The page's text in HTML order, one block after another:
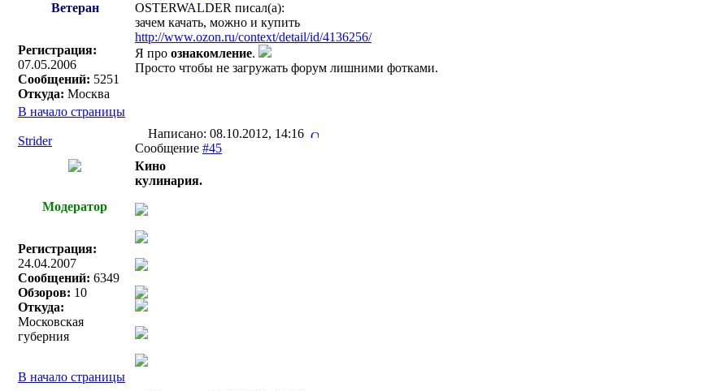
Ветеран
Регистрация:
07.05.2006
Сообщений: 5251
Откуда: Москва
OSTERWALDER писал(a):
зачем качать, можно и купить
http://www.ozon.ru/context/detail/id/4136256/
Я про ознакомление.
Просто чтобы не загружать форум лишними фотками.
В начало страницы
Strider
Написано: 08.10.2012, 14:16
Сообщение #45
Модератор
Регистрация:
24.04.2007
Сообщений: 6349
Обзоров: 10
Откуда:
Московская
губерния
Кино
кулинария.
В начало страницы